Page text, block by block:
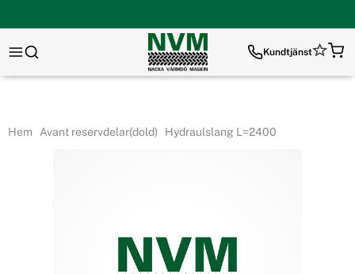
Kundtjänst
Hem Avant reservdelar(dold) Hydraulslang L=2400